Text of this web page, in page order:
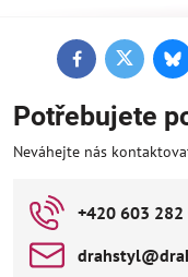
FacebookTwitter
Potřebujete
Neváhejte nás
+420 603 282